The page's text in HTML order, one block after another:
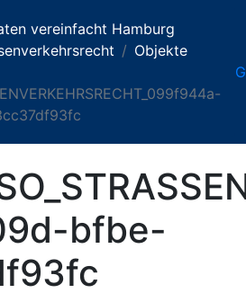
vereinfacht Hamburg
Objekte
bfbe-